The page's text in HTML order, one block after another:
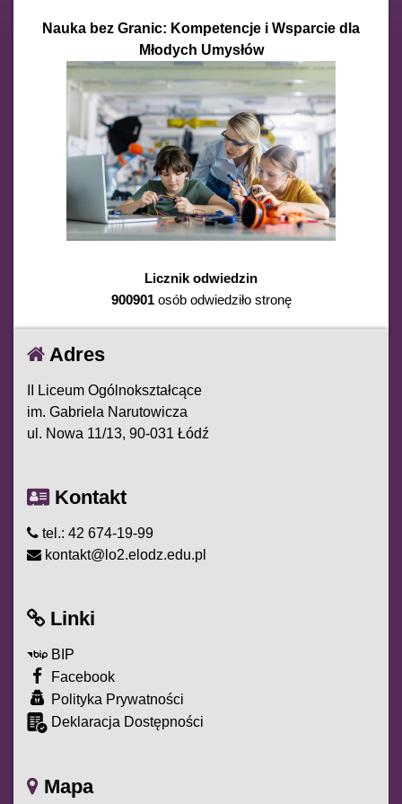
Nauka bez Granic: Kompetencje i Wsparcie dla
Młodych Umysłów
Licznik odwiedzin
900901osób odwiedziło stronę
Adres
II Liceum Ogólnokształcące
im. Gabriela Narutowicza
ul. Nowa 11/13, 90-031 Łódź
Kontakt
tel.: 42 674-19-99
kontakt@lo2.elodz.edu.pl
Linki
BIP
Facebook
Polityka Prywatności
Deklaracja Dostępności
Mapa